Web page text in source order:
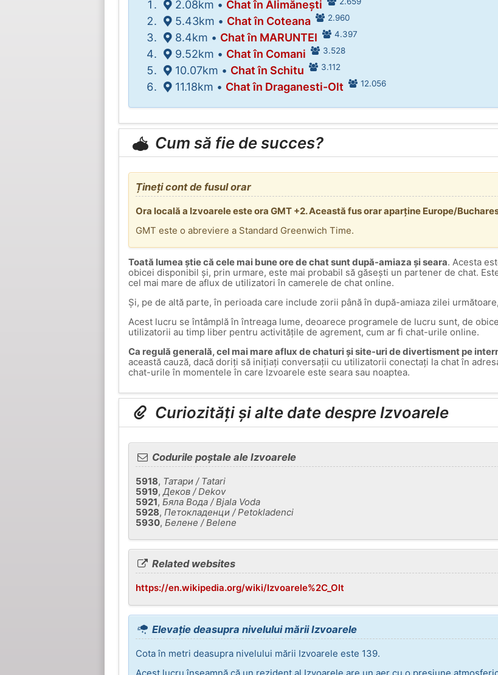
2.08km • Chat în Alimănești
5.43km • Chat în Coteana 2.960
8.4km • Chat în MARUNTEI 4.397
9.52km • Chat în Comani 3.528
10.07km • Chat în Schitu 3.112
11.18km • Chat în Draganesti-Olt 12.056
Cum să fie de succes?
Țineți cont de fusul orar
Ora locală a Izvoarele este ora GMT +2. Această fus orar aparține Europe/
GMT este o abreviere a Standard Greenwich Time.
Toată lumea știe că cele mai bune ore de chat sunt după-amiaza și seara. Acesta
obicei disponibil și, prin urmare, este mai probabil să găsești un partener de chat.
cel mai mare de aflux de utilizatori în camerele de chat online.
Și, pe de altă parte, în perioada care include zorii până în după-amiaza zilei
Acest lucru se întâmplă în întreaga lume, deoarece programele de lucru sunt, de
utilizatorii au timp liber pentru activitățile de agrement, cum ar fi chat-urile online.
Ca regulă generală, cel mai mare aflux de chaturi și site-uri de divertisment pe
această cauză, dacă doriți să inițiați conversații cu utilizatorii conectați la chat în
chat-urile în momentele în care Izvoarele este seara sau noaptea.
Curiozități și alte date despre Izvoarele
Codurile poștale ale Izvoarele
5918, Татари / Tatari
5919, Деков / Dekov
5921, Бяла Вода / Bjala Voda
5928, Петокладенци / Petokladenci
5930, Белене / Belene
Related websites
https://en.wikipedia.org/wiki/Izvoarele%2C_Olt
Elevație deasupra nivelului mării Izvoarele
Cota în metri deasupra nivelului mării Izvoarele este 139.
Acest lucru înseamnă că un rezident al Izvoarele are un aer cu o presiune